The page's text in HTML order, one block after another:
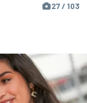
27 / 103